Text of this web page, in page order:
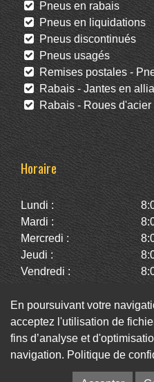
Pneus en rabais
Pneus en liquidations
Pneus discontinués
Pneus usagés
Remises postales -
Rabais - Jantes en
Rabais - Roues d'acier
Horaire
Lundi :
Mardi :
Mercredi :
Jeudi :
Vendredi :
Dimanche :
Facebook
En poursuivant votre
acceptez l'utilisation de
fins d’analyse et
navigation. Politique de